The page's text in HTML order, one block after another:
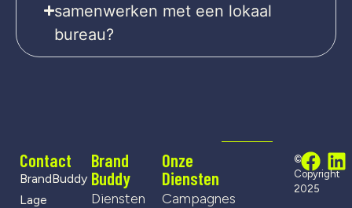
samenwerken met een lokaal
bureau?
Contact
BrandBuddy
Lage
Brand
Buddy
Diensten
Onze
Diensten
Campagnes
©
Copyright
2025